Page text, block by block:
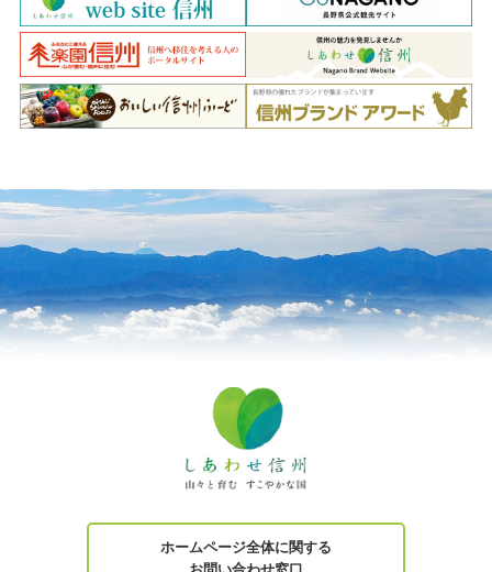
ホームページ全体に関する